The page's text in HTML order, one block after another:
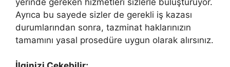
Ayrıca bu sayede sizler de gerekli iş kazası
durumlarından sonra, tazminat haklarınızın
tamamını yasal prosedüre uygun olarak alırsınız.